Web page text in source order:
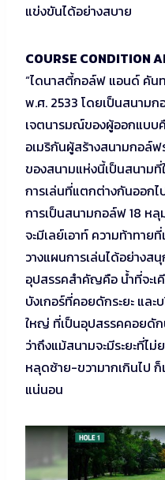
แข่งขันได้อย่างสบาย
COURSE CONDITION
“ไดนาสตี้กอล์ฟ แอนด์ คัน
พ.ศ. 2533 โดยเป็นสนาม
เจตนารมณ์ของผู้ออกแบบ
อเมริกันผู้สร้างสนามกอล์
ของสนามแห่งนี้เป็นสนามที่
การเล่นที่แตกต่างกันออก
การเป็นสนามกอล์ฟ 18 หลุ
จะมีเลย์เอาท์ ความท้าทา
วางแผนการเล่นได้อย่างส
อุปสรรคสำคัญคือ น้ำที่จะเ
บังเกอร์ที่คอยดักระยะ แล
ใหญ่ ที่เป็นอุปสรรคคอยดั
ว่าถึงแม้สนามจะมีระยะที่
หลุดซ้าย-ขวามากเกินไป
แน่นอน